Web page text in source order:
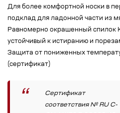
Для более комфортной носки в
подклад для ладонной части из
Равномерно окрашенный спилок
устойчивый к истиранию и
Защита от пониженных
(сертификат)
Сертификат
соответствия № RU C-